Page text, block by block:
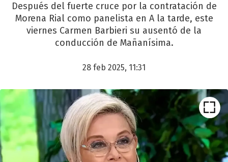
Después del fuerte cruce por la contratación de
Morena Rial como panelista en A la tarde, este
viernes Carmen Barbieri su ausentó de la
conducción de Mañanísima.
28 feb 2025, 11:31